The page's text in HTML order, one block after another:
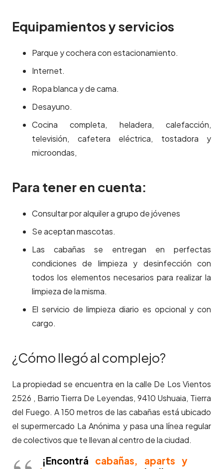
Equipamientos y servicios
Parque y cochera con estacionamiento.
Internet.
Ropa blanca y de cama.
Desayuno.
Cocina completa, heladera, calefacción,
televisión, cafetera eléctrica, tostadora y
microondas,
Para tener en cuenta:
Consultar por alquiler a grupo de jóvenes
Se aceptan mascotas.
Las cabañas se entregan en perfectas
condiciones de limpieza y desinfección con
todos los elementos necesarios para realizar la
limpieza de la misma.
El servicio de limpieza diario es opcional y con
cargo.
¿Cómo llegó al complejo?
La propiedad se encuentra en la calle De Los Vientos
2526 , Barrio Tierra De Leyendas, 9410 Ushuaia, Tierra
del Fuego. A 150 metros de las cabañas está ubicado
el supermercado La Anónima y pasa una línea regular
de colectivos que te llevan al centro de la ciudad.
¡Encontrá
cabañas, aparts y